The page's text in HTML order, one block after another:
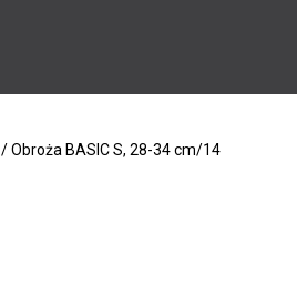
/ Obroża BASIC S, 28-34 cm/14